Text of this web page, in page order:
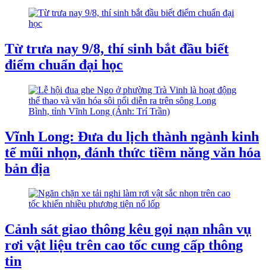
Từ trưa nay 9/8, thí sinh bắt đầu biết
điểm chuẩn đại học
Vĩnh Long: Đưa du lịch thành ngành kinh
tế mũi nhọn, đánh thức tiềm năng văn hóa
bản địa
Cảnh sát giao thông kêu gọi nạn nhân vụ
rơi vật liệu trên cao tốc cung cấp thông
tin